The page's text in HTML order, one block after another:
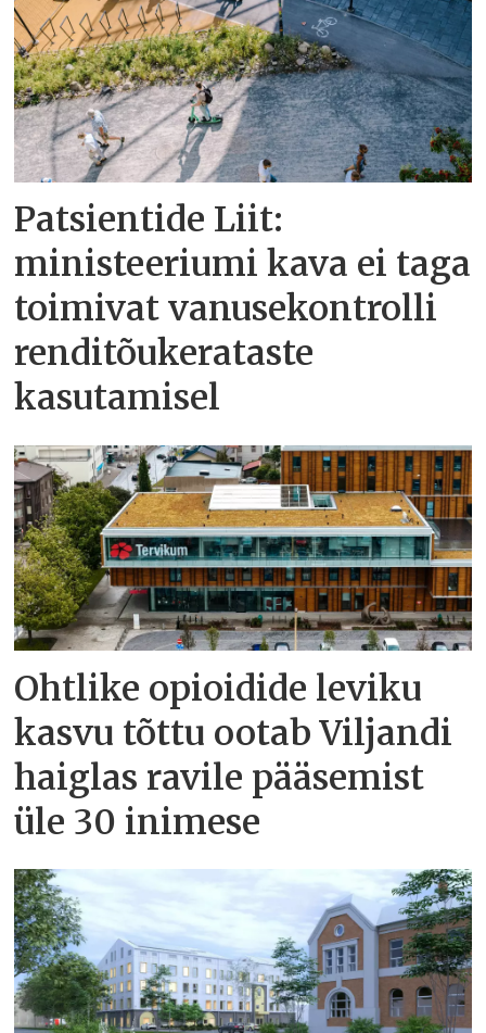
Patsientide Liit:
ministeeriumi kava ei taga
toimivat vanusekontrolli
renditõukerataste
kasutamisel
Ohtlike opioidide leviku
kasvu tõttu ootab Viljandi
haiglas ravile pääsemist
üle 30 inimese